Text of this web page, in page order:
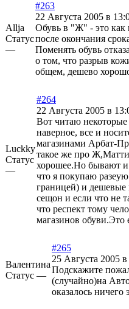
Allja
Статус
—
#263
22 Августа 2005 в
Обувь в "Ж" - это как
после окончания
Поменять обувь
о том, что разрыв
общем, дешево
Luckky
Статус
—
#264
22 Августа 2005 в
Вот читаю
наверное, все и
магазинами Арбат-
такое же про
хорошее.Но бывают и
что я покупаю
границей) и дешевые
сещон и если что не
что респект тому
магазинов обуви.Это
Валентина
Статус —
#265
25 Августа 2005
Подскажите
(случайно)на
оказалось